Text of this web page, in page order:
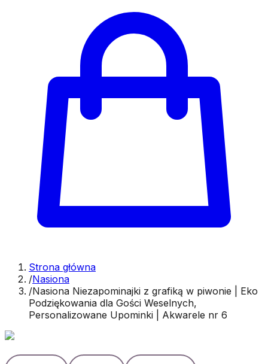
Strona główna
/Nasiona
/Nasiona Niezapominajki z grafiką w piwonie | Eko
Podziękowania dla Gości Weselnych,
Personalizowane Upominki | Akwarele nr 6